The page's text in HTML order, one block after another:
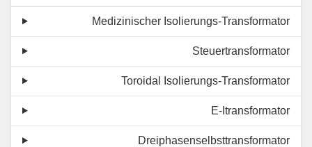
Medizinischer Isolierungs-Transformator
Steuertransformator
Toroidal Isolierungs-Transformator
E-Itransformator
Dreiphasenselbsttransformator